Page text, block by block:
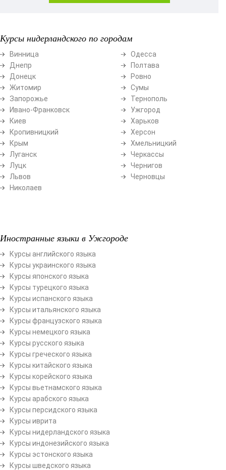
Курсы нидерландского по городам
Винница
Днепр
Донецк
Житомир
Запорожье
Ивано-Франковск
Киев
Кропивницкий
Крым
Луганск
Луцк
Львов
Николаев
Одесса
Полтава
Ровно
Сумы
Тернополь
Ужгород
Харьков
Херсон
Хмельницкий
Черкассы
Чернигов
Черновцы
Иностранные языки в Ужгороде
Курсы английского языка
Курсы украинского языка
Курсы японского языка
Курсы турецкого языка
Курсы испанского языка
Курсы итальянского языка
Курсы французского языка
Курсы немецкого языка
Курсы русского языка
Курсы греческого языка
Курсы китайского языка
Курсы корейского языка
Курсы вьетнамского языка
Курсы арабского языка
Курсы персидского языка
Курсы иврита
Курсы нидерландского языка
Курсы индонезийского языка
Курсы эстонского языка
Курсы шведского языка